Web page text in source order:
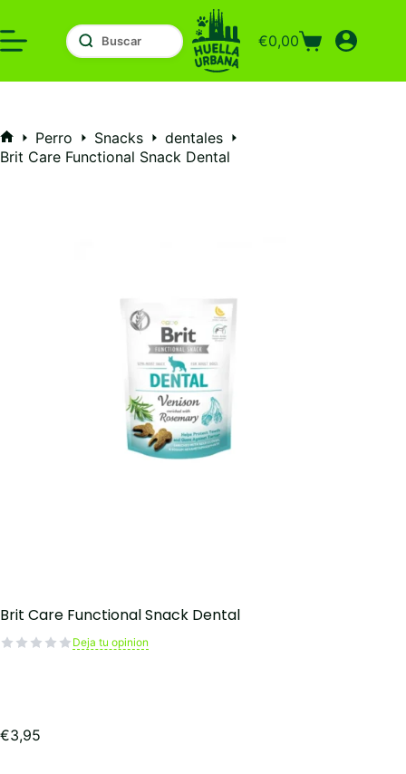
al
contenido
Carro
compra
€0,00
Inicio
Perro Snacks
dentales
Brit Care Functional Snack Dental
Brit Care Functional Snack Dental
Deja tu opinion
€3,95